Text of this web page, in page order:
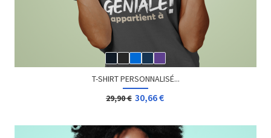
T-SHIRT PERSONNALISÉ...
29,90 € 30,66 €